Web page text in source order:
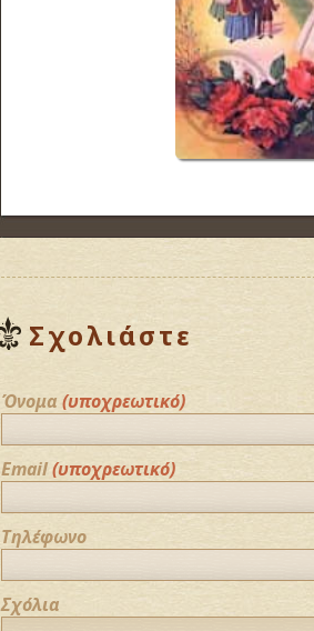
Σχολιάστε
Όνομα (υποχρεωτικό)
Email(υποχρεωτικό)
Τηλέφωνο
Σχόλια